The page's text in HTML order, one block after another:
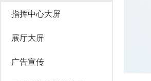
指挥中心大屏
展厅大屏
广告宣传